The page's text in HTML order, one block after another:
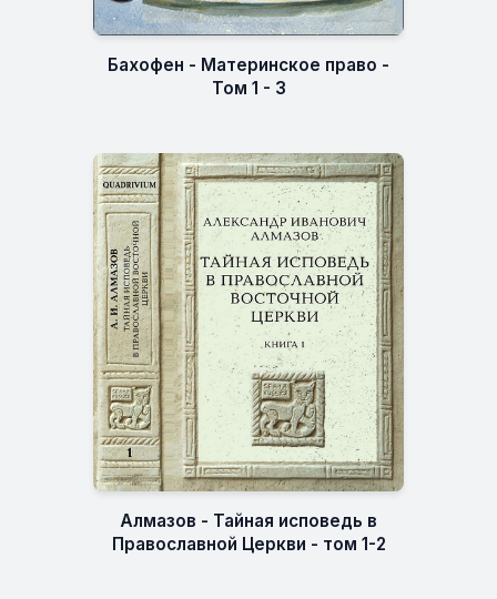
Бахофен - Материнское право -
Том 1 - 3
Алмазов - Тайная исповедь в
Православной Церкви - том 1-2